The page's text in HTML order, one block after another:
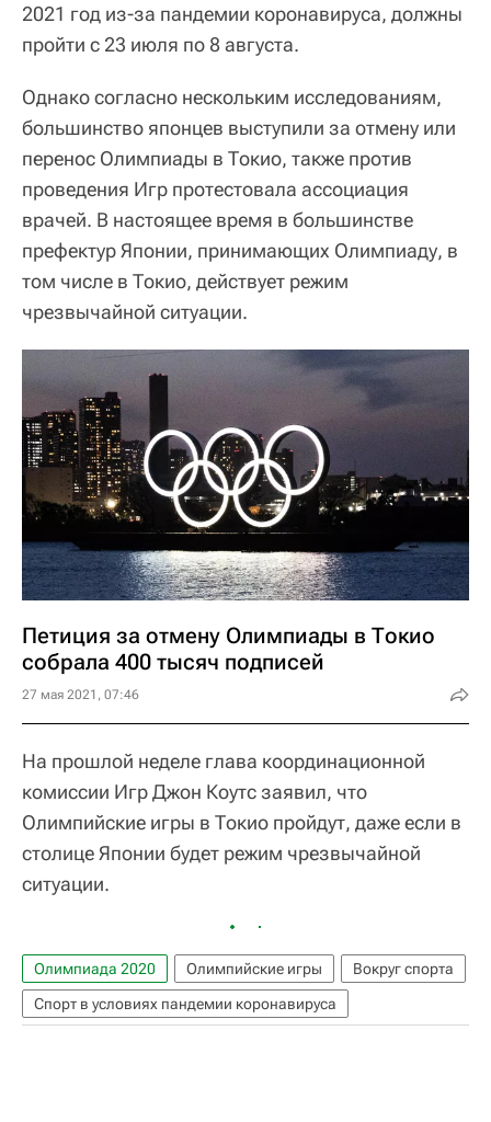
2021 год из-за пандемии коронавируса, должны
пройти с 23 июля по 8 августа.
Однако согласно нескольким исследованиям,
большинство японцев выступили за отмену или
перенос Олимпиады в Токио, также против
проведения Игр протестовала ассоциация
врачей. В настоящее время в большинстве
префектур Японии, принимающих Олимпиаду, в
том числе в Токио, действует режим
чрезвычайной ситуации.
Петиция за отмену Олимпиады в Токио
собрала 400 тысяч подписей
27 мая 2021, 07:46
На прошлой неделе глава координационной
комиссии Игр Джон Коутс заявил, что
Олимпийские игры в Токио пройдут, даже если в
столице Японии будет режим чрезвычайной
ситуации.
Олимпиада 2020 Олимпийские игры
Вокруг спорта
Спорт в условиях пандемии коронавируса